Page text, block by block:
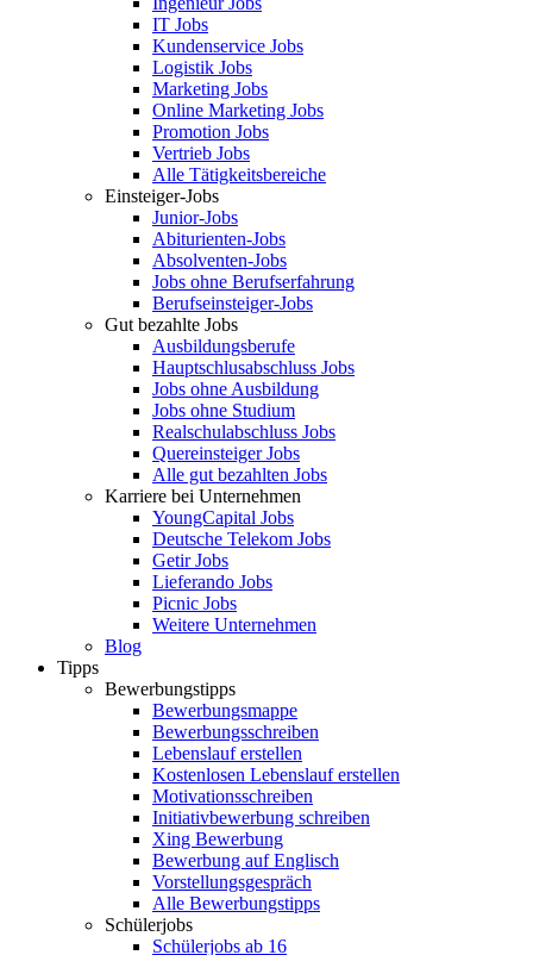
IT Jobs
Kundenservice Jobs
Logistik Jobs
Marketing Jobs
Online Marketing Jobs
Promotion Jobs
Vertrieb Jobs
Alle Tätigkeitsbereiche
Einsteiger-Jobs
Junior-Jobs
Abiturienten-Jobs
Absolventen-Jobs
Jobs ohne Berufserfahrung
Berufseinsteiger-Jobs
Gut bezahlte Jobs
Ausbildungsberufe
Hauptschlusabschluss Jobs
Jobs ohne Ausbildung
Jobs ohne Studium
Realschulabschluss Jobs
Quereinsteiger Jobs
Alle gut bezahlten Jobs
Karriere bei Unternehmen
YoungCapital Jobs
Deutsche Telekom Jobs
Getir Jobs
Lieferando Jobs
Picnic Jobs
Weitere Unternehmen
Blog
Tipps
Bewerbungstipps
Bewerbungsmappe
Bewerbungsschreiben
Lebenslauf erstellen
Kostenlosen Lebenslauf erstellen
Motivationsschreiben
Initiativbewerbung schreiben
Xing Bewerbung
Bewerbung auf Englisch
Vorstellungsgespräch
Alle Bewerbungstipps
Schülerjobs
Schülerjobs ab 16